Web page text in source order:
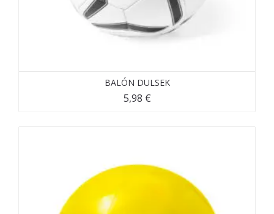
BALÓN DULSEK
5,98 €